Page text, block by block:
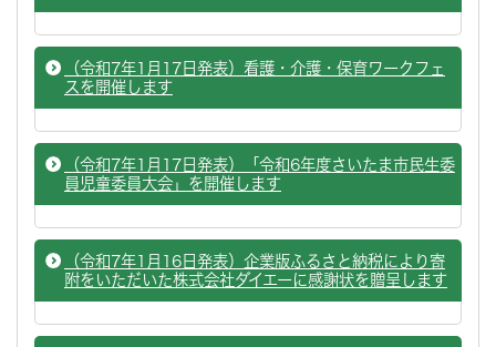
（令和7年1月17日発表）看護・介護・保育ワークフェ
スを開催します
（令和7年1月17日発表）「令和6年度さいたま市民生委
員児童委員大会」を開催します
（令和7年1月16日発表）企業版ふるさと納税により寄
附をいただいた株式会社ダイエーに感謝状を贈呈します